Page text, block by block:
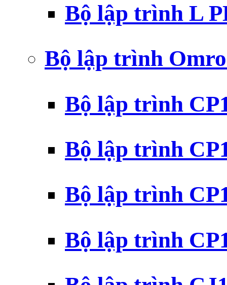
Bộ lập trình L
Bộ lập trình
Bộ lập trình
Bộ lập trình
Bộ lập trình
Bộ lập trình